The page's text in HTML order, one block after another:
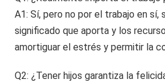
A1: Sí, pero no por el trabajo en sí,
significado que aporta y los
amortiguar el estrés y permitir la
Q2: ¿Tener hijos garantiza la